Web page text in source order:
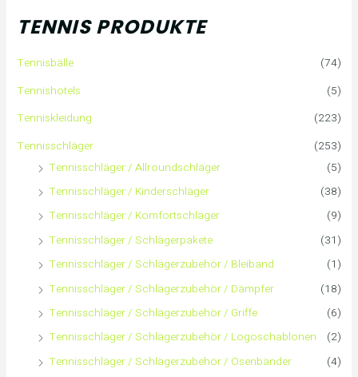
n
a
TENNIS PRODUKTE
Tennisbälle
(74)
Tennishotels
(5)
Tenniskleidung
(223)
Tennisschläger
(253)
Tennisschläger / Allroundschläger
(5)
Tennisschläger / Kinderschläger
(38)
Tennisschläger / Komfortschläger
(9)
Tennisschläger / Schlägerpakete
(31)
Tennisschläger / Schlägerzubehör / Bleiband
(1)
Tennisschläger / Schlägerzubehör / Dämpfer
(18)
Tennisschläger / Schlägerzubehör / Griffe
(6)
Tennisschläger / Schlägerzubehör / Logoschablonen
(2)
Tennisschläger / Schlägerzubehör / Ösenbänder
(4)